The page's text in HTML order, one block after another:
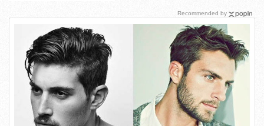
Recommended by